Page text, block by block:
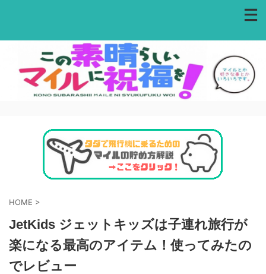
HOME >
JetKids ジェットキッズは子連れ旅行が
楽になる最高のアイテム！使ってみたの
でレビュー